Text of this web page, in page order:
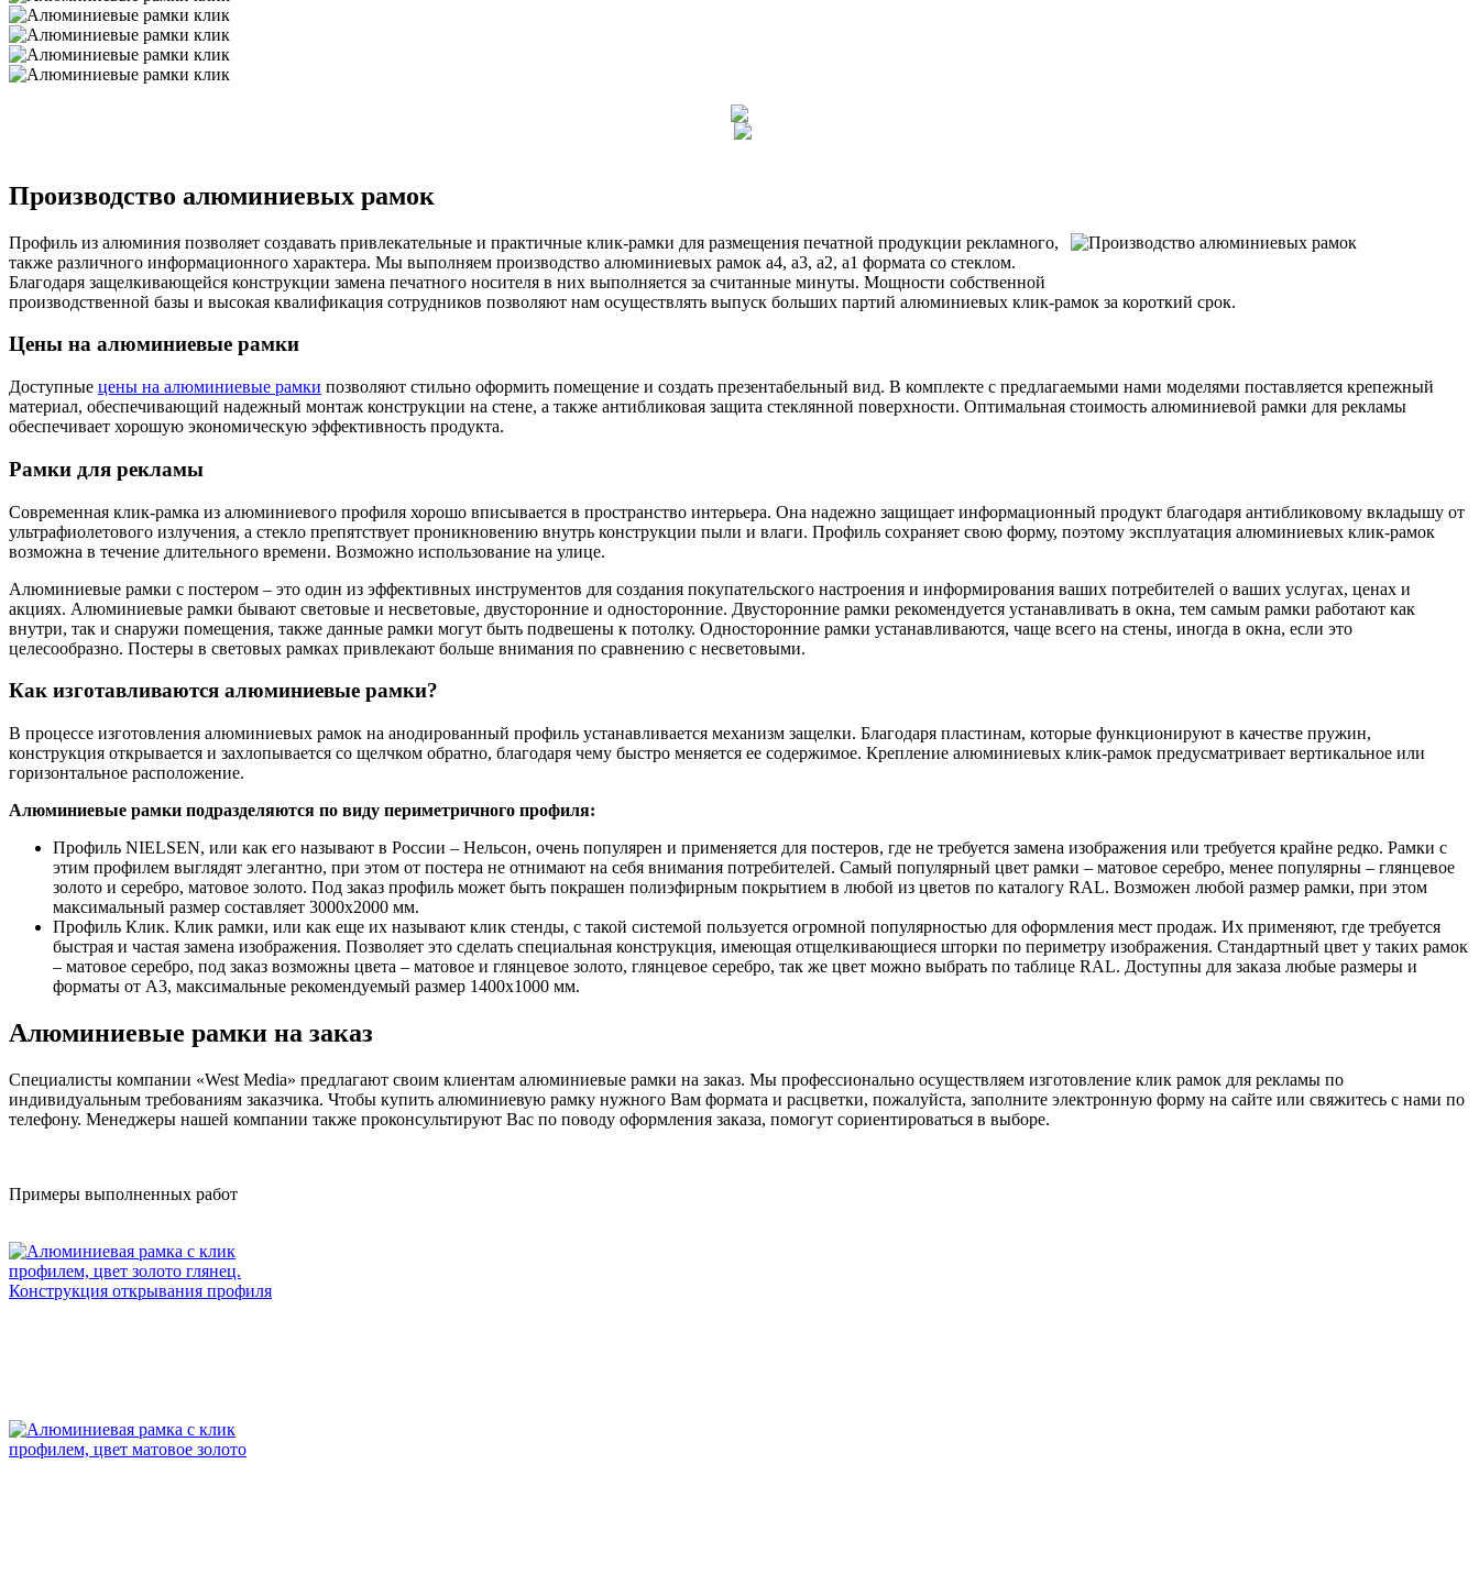
Производство алюминиевых рамок
Профиль из алюминия позволяет создавать привлекательные и практичные клик-рамки для размещения печатной продукции рекламного,
также различного информационного характера. Мы выполняем производство алюминиевых рамок а4, а3, а2, а1 формата со стеклом.
Благодаря защелкивающейся конструкции замена печатного носителя в них выполняется за считанные минуты. Мощности собственной
производственной базы и высокая квалификация сотрудников позволяют нам осуществлять выпуск больших партий алюминиевых клик-рамок за короткий срок.
Цены на алюминиевые рамки
Доступные цены на алюминиевые рамки позволяют стильно оформить помещение и создать презентабельный вид. В комплекте с предлагаемыми нами моделями поставляется крепежный
материал, обеспечивающий надежный монтаж конструкции на стене, а также антибликовая защита стеклянной поверхности. Оптимальная стоимость алюминиевой рамки для рекламы
обеспечивает хорошую экономическую эффективность продукта.
Рамки для рекламы
Современная клик-рамка из алюминиевого профиля хорошо вписывается в пространство интерьера. Она надежно защищает информационный продукт благодаря антибликовому вкладышу от
ультрафиолетового излучения, а стекло препятствует проникновению внутрь конструкции пыли и влаги. Профиль сохраняет свою форму, поэтому эксплуатация алюминиевых клик-рамок
возможна в течение длительного времени. Возможно использование на улице.
Алюминиевые рамки с постером – это один из эффективных инструментов для создания покупательского настроения и информирования ваших потребителей о ваших услугах, ценах и
акциях. Алюминиевые рамки бывают световые и несветовые, двусторонние и односторонние. Двусторонние рамки рекомендуется устанавливать в окна, тем самым рамки работают как
внутри, так и снаружи помещения, также данные рамки могут быть подвешены к потолку. Односторонние рамки устанавливаются, чаще всего на стены, иногда в окна, если это
целесообразно. Постеры в световых рамках привлекают больше внимания по сравнению с несветовыми.
Как изготавливаются алюминиевые рамки?
В процессе изготовления алюминиевых рамок на анодированный профиль устанавливается механизм защелки. Благодаря пластинам, которые функционируют в качестве пружин,
конструкция открывается и захлопывается со щелчком обратно, благодаря чему быстро меняется ее содержимое. Крепление алюминиевых клик-рамок предусматривает вертикальное или
горизонтальное расположение.
Алюминиевые рамки подразделяются по виду периметричного профиля:
Профиль NIELSEN, или как его называют в России – Нельсон, очень популярен и применяется для постеров, где не требуется замена изображения или требуется крайне редко. Рамки с
этим профилем выглядят элегантно, при этом от постера не отнимают на себя внимания потребителей. Самый популярный цвет рамки – матовое серебро, менее популярны – глянцевое
золото и серебро, матовое золото. Под заказ профиль может быть покрашен полиэфирным покрытием в любой из цветов по каталогу RAL. Возможен любой размер рамки, при этом
максимальный размер составляет 3000х2000 мм.
Профиль Клик. Клик рамки, или как еще их называют клик стенды, с такой системой пользуется огромной популярностью для оформления мест продаж. Их применяют, где требуется
быстрая и частая замена изображения. Позволяет это сделать специальная конструкция, имеющая отщелкивающиеся шторки по периметру изображения. Стандартный цвет у таких рамок
– матовое серебро, под заказ возможны цвета – матовое и глянцевое золото, глянцевое серебро, так же цвет можно выбрать по таблице RAL. Доступны для заказа любые размеры и
форматы от А3, максимальные рекомендуемый размер 1400х1000 мм.
Алюминиевые рамки на заказ
Специалисты компании «West Media» предлагают своим клиентам алюминиевые рамки на заказ. Мы профессионально осуществляем изготовление клик рамок для рекламы по
индивидуальным требованиям заказчика. Чтобы купить алюминиевую рамку нужного Вам формата и расцветки, пожалуйста, заполните электронную форму на сайте или свяжитесь с нами по
телефону. Менеджеры нашей компании также проконсультируют Вас по поводу оформления заказа, помогут сориентироваться в выборе.
Примеры выполненных работ